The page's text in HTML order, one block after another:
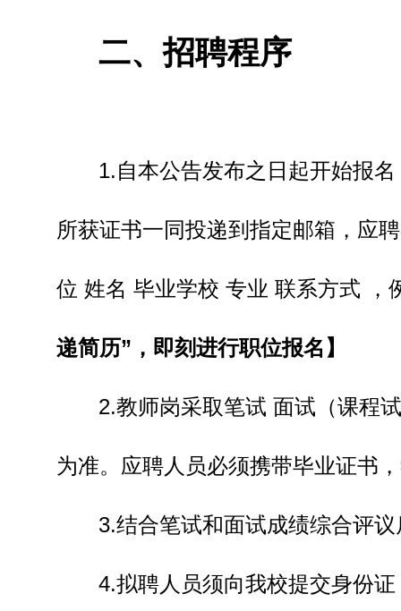
二、招聘程序
1.自本公告发布之日起开始报
所获证书一同投递到指定邮箱，应
位 姓名 毕业学校 专业 联系方式 ，
递简历”，即刻进行职位报名】
2.教师岗采取笔试 面试（课程
为准。应聘人员必须携带毕业证书
3.结合笔试和面试成绩综合评
4.拟聘人员须向我校提交身份